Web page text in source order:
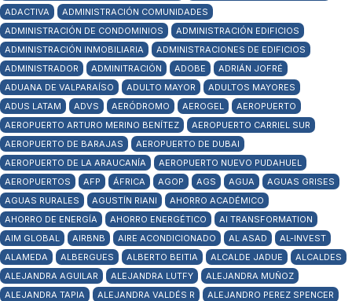
ADACTIVA
ADMINISTRACIÓN COMUNIDADES
ADMINISTRACIÓN DE CONDOMINIOS
ADMINISTRACIÓN EDIFICIOS
ADMINISTRACIÓN INMOBILIARIA
ADMINISTRACIONES DE EDIFICIOS
ADMINISTRADOR
ADMINITRACIÓN ADOBE
ADRIÁN JOFRÉ
ADUANA DE VALPARAÍSO
ADULTO MAYOR
ADULTOS MAYORES
ADUS LATAM
ADVS AERÓDROMO AEROGEL
AEROPUERTO
AEROPUERTO ARTURO MERINO BENÍTEZ
AEROPUERTO CARRIEL SUR
AEROPUERTO DE BARAJAS
AEROPUERTO DE DUBAI
AEROPUERTO DE LA ARAUCANÍA
AEROPUERTO NUEVO PUDAHUEL
AEROPUERTOS
AFP ÁFRICA AGOP AGS AGUA
AGUAS GRISES
AGUAS RURALES
AGUSTÍN RIANI
AHORRO ACADÉMICO
AHORRO DE ENERGÍA
AHORRO ENERGÉTICO
AI TRANSFORMATION
AIM GLOBAL
AIRBNB AIRE ACONDICIONADO AL ASAD
AL-INVEST
ALAMEDA
ALBERGUES ALBERTO BEITIA ALCALDE JADUE
ALCALDES
ALEJANDRA AGUILAR
ALEJANDRA LUTFY
ALEJANDRA MUÑOZ
ALEJANDRA TAPIA
ALEJANDRA VALDÉS R
ALEJANDRO PEREZ SPENCER